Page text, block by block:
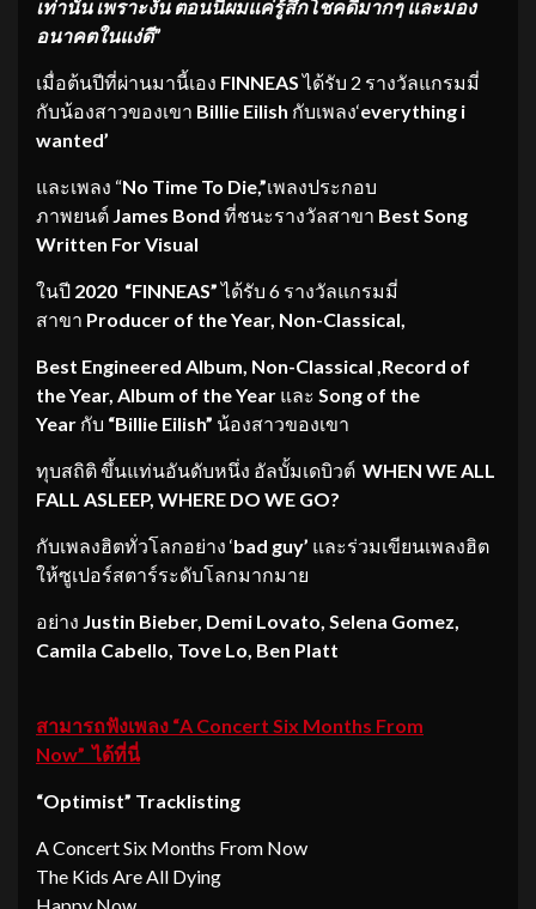
เท่านั้น เพราะงั้น ตอนนี้ผมแค่รู้สึกโชคดีมากๆ และมอง
อนาคตในแง่ดี”
เมื่อต้นปีที่ผ่านมานี้เอง FINNEASได้รับ 2 รางวัลแกรมมี่
กับน้องสาวของเขา Billie Eilish กับเพลง‘everything i
wanted’
และเพลง “No Time To Die,”เพลงประกอบ
ภาพยนต์ James Bond ที่ชนะรางวัลสาขา Best Song
Written For Visual
ในปี 2020 “FINNEAS”ได้รับ 6 รางวัลแกรมมี่
สาขา Producer of the Year, Non-Classical,
Best Engineered Album, Non-Classical ,Record of
the Year, Album of the Year และ Song of the
Year กับ “Billie Eilish” น้องสาวของเขา
ทุบสถิติ ขึ้นแท่นอันดับหนึ่ง อัลบั้มเดบิวต์ WHEN WE ALL
FALL ASLEEP, WHERE DO WE GO?
กับเพลงฮิตทั่วโลกอย่าง ‘bad guy’ และร่วมเขียนเพลงฮิต
ให้ซูเปอร์สตาร์ระดับโลกมากมาย
อย่าง Justin Bieber, Demi Lovato, Selena Gomez,
Camila Cabello, Tove Lo, Ben Platt
สามารถฟังเพลง “A Concert Six Months From
Now” ได้ที่นี่
“Optimist” Tracklisting
A Concert Six Months From Now
The Kids Are All Dying
Happy Now